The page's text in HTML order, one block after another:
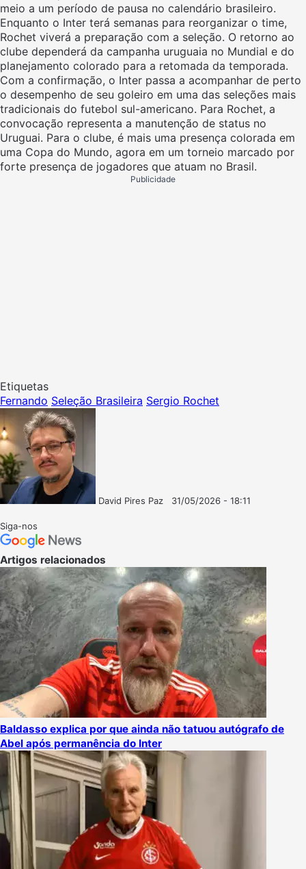
meio a um período de pausa no calendário brasileiro.
Enquanto o Inter terá semanas para reorganizar o time,
Rochet viverá a preparação com a seleção. O retorno ao
clube dependerá da campanha uruguaia no Mundial e do
planejamento colorado para a retomada da temporada.
Com a confirmação, o Inter passa a acompanhar de perto
o desempenho de seu goleiro em uma das seleções mais
tradicionais do futebol sul-americano. Para Rochet, a
convocação representa a manutenção de status no
Uruguai. Para o clube, é mais uma presença colorada em
uma Copa do Mundo, agora em um torneio marcado por
forte presença de jogadores que atuam no Brasil.
Publicidade
Etiquetas
Fernando Seleção Brasileira Sergio Rochet
David Pires Paz
31/05/2026 - 18:11
Siga-nos
Artigos relacionados
Baldasso explica por que ainda não tatuou autógrafo de
Abel após permanência do Inter